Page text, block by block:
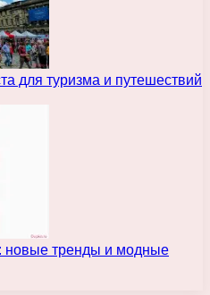
для туризма и путешествий
новые тренды и модные